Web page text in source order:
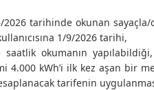
2026 tarihinde okunan
1/9/2026 tarihi,
okumanın
kWh’i ilk kez aşan bir
tarifenin